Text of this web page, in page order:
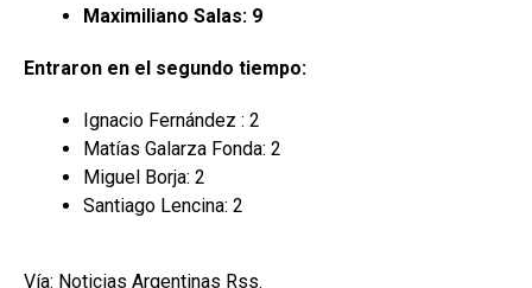
Maximiliano Salas: 9
Entraron en el segundo tiempo:
Ignacio Fernández : 2
Matías Galarza Fonda: 2
Miguel Borja: 2
Santiago Lencina: 2
Vía: Noticias Argentinas Rss.